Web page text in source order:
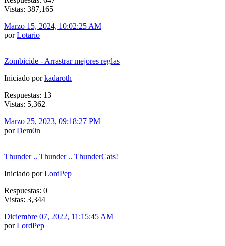
Vistas: 387,165
Marzo 15, 2024, 10:02:25 AM
porLotario
Zombicide - Arrastrar mejores reglas
Iniciado porkadaroth
Respuestas: 13
Vistas: 5,362
Marzo 25, 2023, 09:18:27 PM
porDem0n
Thunder .. Thunder .. ThunderCats!
Iniciado porLordPep
Respuestas: 0
Vistas: 3,344
Diciembre 07, 2022, 11:15:45 AM
porLordPep